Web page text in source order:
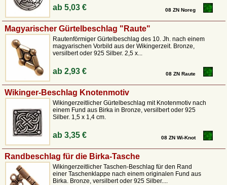
ab5,03 € 08 ZN Noreg
Magyarischer Gürtelbeschlag "Raute"
Rautenförmiger Gürtelbeschlag des 10. Jh. nach einem
magyarischen Vorbild aus der Wikingerzeit. Bronze,
versilbert oder 925 Silber. 2,5 x...
ab2,93 € 08 ZN Raute
Wikinger-Beschlag Knotenmotiv
Wikingerzeitlicher Gürtelbeschlag mit Knotenmotiv nach
einem Fund aus Birka in Bronze, versilbert oder 925
Silber. 1,5 x 1,4 cm.
ab3,35 € 08 ZN Wi-Knot
Randbeschlag für die Birka-Tasche
Wikingerzeitlicher Taschen-Beschlag für den Rand
einer Taschenklappe nach einem originalen Fund aus
Birka. Bronze, versilbert oder 925 Silber....